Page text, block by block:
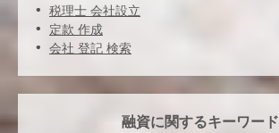
税理士 会社設立
定款 作成
会社 登記 検索
融資に関するキーワード